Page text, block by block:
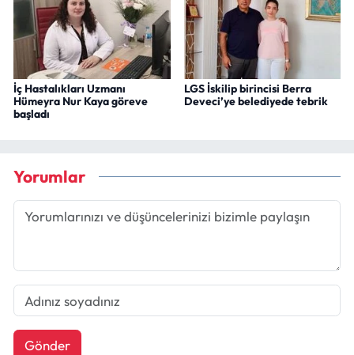
İç Hastalıkları Uzmanı
Hümeyra Nur Kaya göreve
başladı
LGS İskilip birincisi Berra
Deveci’ye belediyede tebrik
Yorumlar
Gönder